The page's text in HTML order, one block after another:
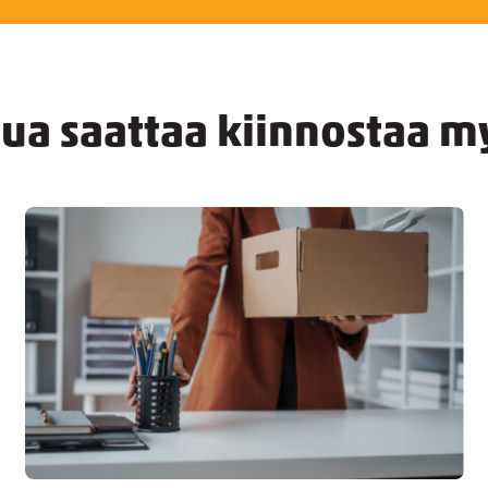
saattaa kiinnostaa